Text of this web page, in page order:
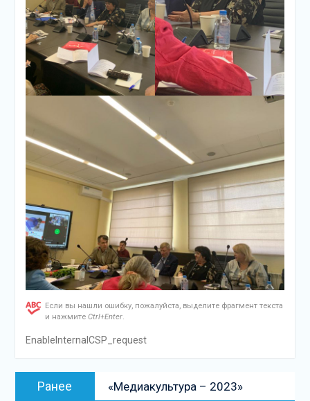
Если вы нашли ошибку, пожалуйста, выделите фрагмент текста
и нажмите Ctrl+Enter.
EnableInternalCSP_request
Навигация
Ранее
запись:
«Медиакультура – 2023»